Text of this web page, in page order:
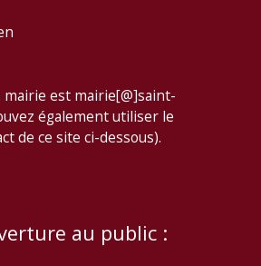
mairie est mairie[@]saint-
également utiliser le
de ce site ci-dessous).
au public :